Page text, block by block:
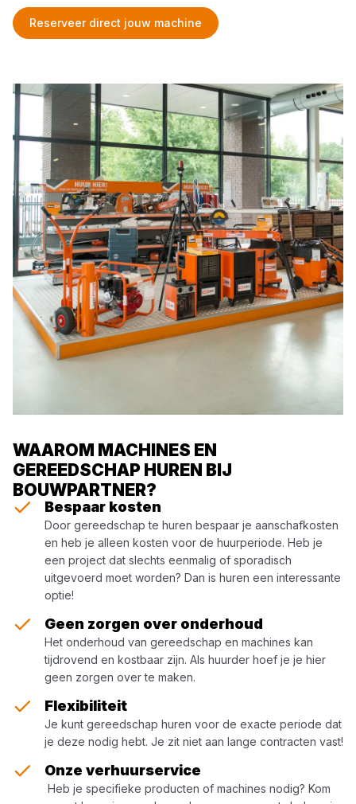
Reserveer direct jouw machine
WAAROM MACHINES EN
GEREEDSCHAP HUREN BIJ
BOUWPARTNER?
Bespaar kosten
Door gereedschap te huren bespaar je aanschafkosten
en heb je alleen kosten voor de huurperiode. Heb je
een project dat slechts eenmalig of sporadisch
uitgevoerd moet worden? Dan is huren een interessante
optie!
Geen zorgen over onderhoud
Het onderhoud van gereedschap en machines kan
tijdrovend en kostbaar zijn. Als huurder hoef je je hier
geen zorgen over te maken.
Flexibiliteit
Je kunt gereedschap huren voor de exacte periode dat
je deze nodig hebt. Je zit niet aan lange contracten vast!
Onze verhuurservice
Heb je specifieke producten of machines nodig? Kom